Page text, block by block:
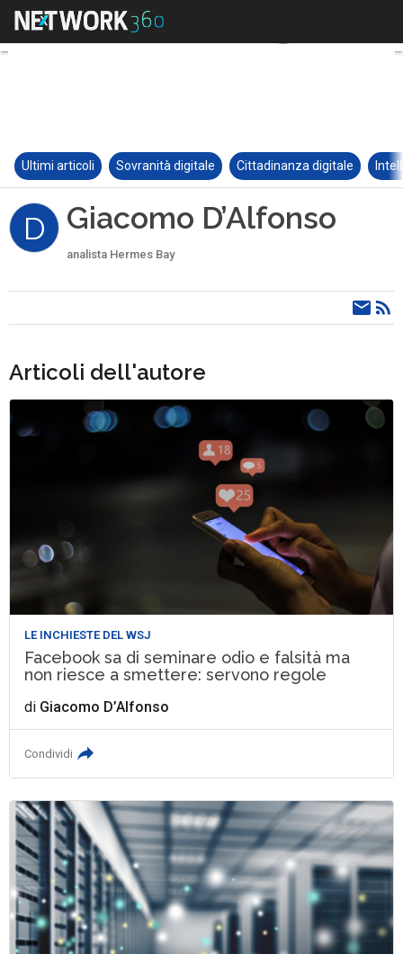
Ultimi articoli Sovranità digitale Cittadinanza digitale
D Giacomo D’Alfonso
analista Hermes Bay
Articoli dell'autore
LE INCHIESTE DEL WSJ
Facebook sa di seminare odio e falsità ma
non riesce a smettere: servono regole
di Giacomo D’Alfonso
Condividi